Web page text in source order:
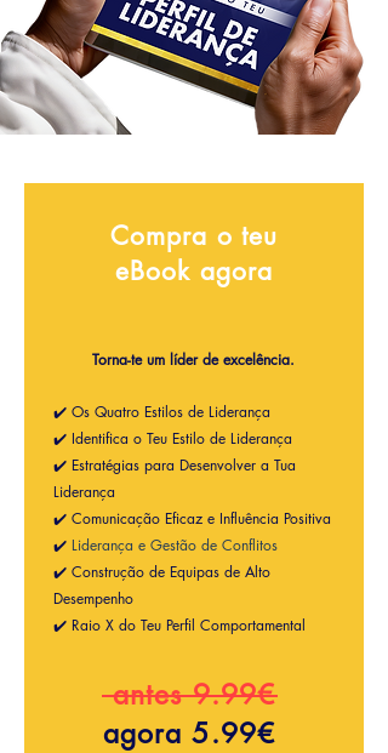
Compra o teu
eBook agora
Torna-te um líder de excelência.
✔️ Os Quatro Estilos de Liderança
✔️ Identifica o Teu Estilo de Liderança
✔️ Estratégias para Desenvolver a Tua
Liderança
✔️ Comunicação Eficaz e Influência Positiva
✔️ Liderança e Gestão de Conflitos
✔️ Construção de Equipas de Alto
Desempenho
✔️ Raio X do Teu Perfil Comportamental
antes 9.99€
agora 5.99€